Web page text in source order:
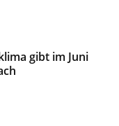
gibt im Juni